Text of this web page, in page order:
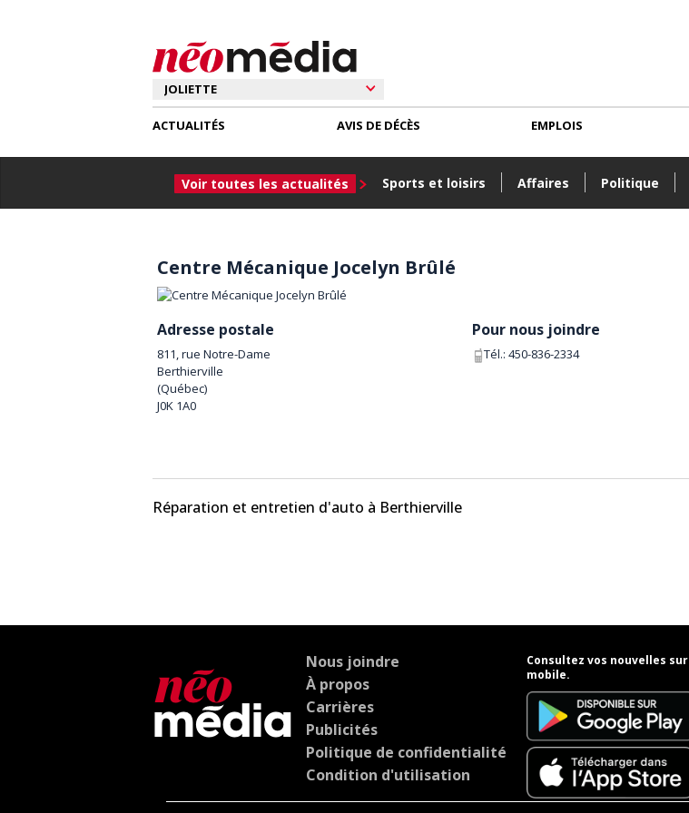
ACTUALITÉS
Voir toutes les actualités Sports et loisirs Affaires Politique
AVIS DE DÉCÈS EMPLOIS
Centre Mécanique Jocelyn Brûlé
Adresse postale
811, rue Notre-Dame
Berthierville
(Québec)
J0K 1A0
Pour nous joindre
Tél.: 450-836-2334
Réparation et entretien d'auto à Berthierville
Nous joindre
À propos
Carrières
Publicités
Politique de confidentialité
Condition d'utilisation
Consultez vos nouvelles sur
mobile.